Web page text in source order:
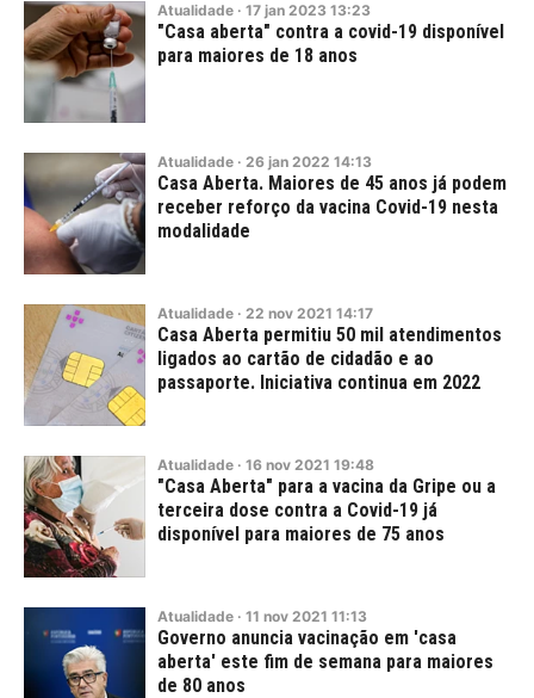
Atualidade · 17 jan 2023 13:23
"Casa aberta" contra a covid-19 disponível
para maiores de 18 anos
Atualidade · 26 jan 2022 14:13
Casa Aberta. Maiores de 45 anos já podem
receber reforço da vacina Covid-19 nesta
modalidade
Atualidade · 22 nov 2021 14:17
Casa Aberta permitiu 50 mil atendimentos
ligados ao cartão de cidadão e ao
passaporte. Iniciativa continua em 2022
Atualidade · 16 nov 2021 19:48
"Casa Aberta" para a vacina da Gripe ou a
terceira dose contra a Covid-19 já
disponível para maiores de 75 anos
Atualidade · 11 nov 2021 11:13
Governo anuncia vacinação em 'casa
aberta' este fim de semana para maiores
de 80 anos